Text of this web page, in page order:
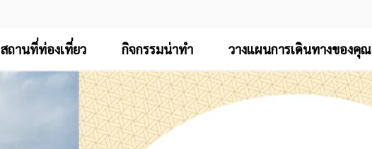
สถานที่ท่องเที่ยว กิจกรรมน่าทำ วางแผนการเดินทางของคุณ